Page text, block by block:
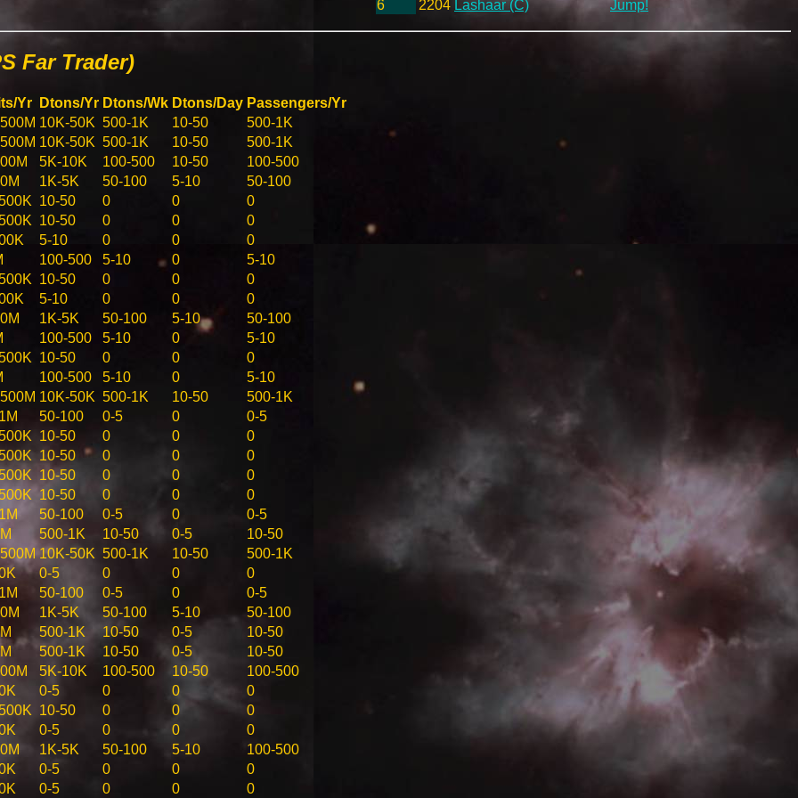
6 2204 Lashaar (C) Jump!
Far Trader)
Yr Dtons/Yr Dtons/Wk Dtons/Day Passengers/Yr
10K-50K 500-1K 10-50
500-1K
10K-50K 500-1K 10-50
500-1K
5K-10K 100-500 10-50
100-500
1K-5K 50-100 5-10
50-100
10-50 0 0
0
10-50 0 0
0
5-10 0 0
0
100-500 5-10 0
5-10
10-50 0 0
0
5-10 0 0
0
1K-5K 50-100 5-10
50-100
100-500 5-10 0
5-10
10-50 0 0
0
100-500 5-10 0
5-10
10K-50K 500-1K 10-50
500-1K
50-100 0-5 0
0-5
10-50 0 0
0
10-50 0 0
0
10-50 0 0
0
10-50 0 0
0
50-100 0-5 0
0-5
500-1K 10-50 0-5
10-50
10K-50K 500-1K 10-50
500-1K
0-5 0 0
0
50-100 0-5 0
0-5
1K-5K 50-100 5-10
50-100
500-1K 10-50 0-5
10-50
500-1K 10-50 0-5
10-50
5K-10K 100-500 10-50
100-500
0-5 0 0
0
10-50 0 0
0
0-5 0 0
0
1K-5K 50-100 5-10
100-500
0-5 0 0
0
0-5 0 0 0